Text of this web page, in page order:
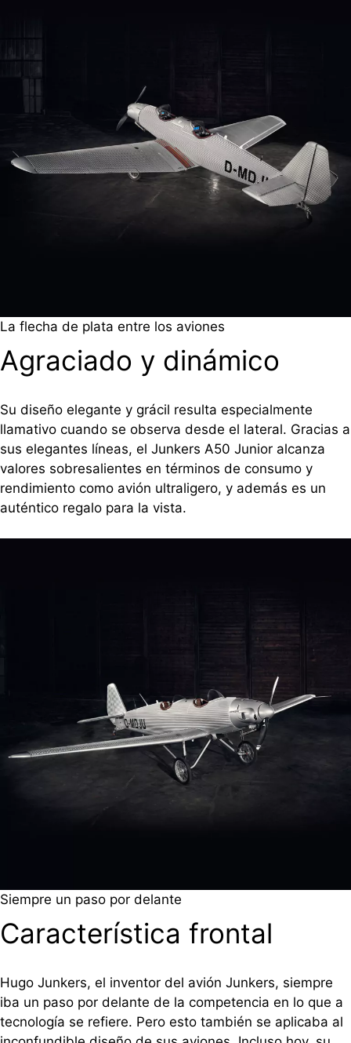
Agraciado y dinámico
La flecha de plata entre los aviones
Su diseño elegante y grácil resulta especialmente
llamativo cuando se observa desde el lateral. Gracias a
sus elegantes líneas, el Junkers A50 Junior alcanza
valores sobresalientes en términos de consumo y
rendimiento como avión ultraligero, y además es un
auténtico regalo para la vista.
Característica frontal
Siempre un paso por delante
Hugo Junkers, el inventor del avión Junkers, siempre
iba un paso por delante de la competencia en lo que a
tecnología se refiere. Pero esto también se aplicaba al